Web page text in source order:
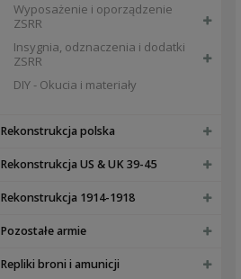
Wyposażenie i oporządzenie
ZSRR
Insygnia, odznaczenia i dodatki
ZSRR
DIY - Okucia i materiały
Rekonstrukcja polska
Rekonstrukcja US & UK 39-45
Rekonstrukcja 1914-1918
Pozostałe armie
Repliki broni i amunicji